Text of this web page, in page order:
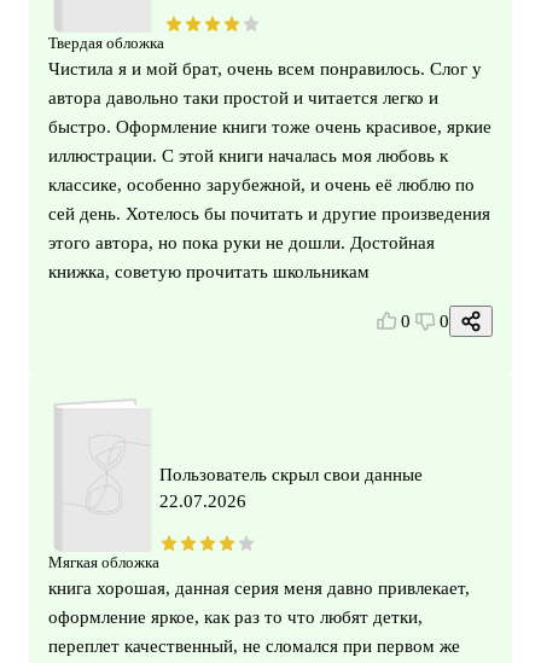
Твердая обложка
Чистила я и мой брат, очень всем понравилось. Слог у
автора давольно таки простой и читается легко и
быстро. Оформление книги тоже очень красивое, яркие
иллюстрации. С этой книги началась моя любовь к
классике, особенно зарубежной, и очень её люблю по
сей день. Хотелось бы почитать и другие произведения
этого автора, но пока руки не дошли. Достойная
книжка, советую прочитать школьникам
0 0
Мягкая обложка
Пользователь скрыл свои данные
22.07.2026
книга хорошая, данная серия меня давно привлекает,
оформление яркое, как раз то что любят детки,
переплет качественный, не сломался при первом же